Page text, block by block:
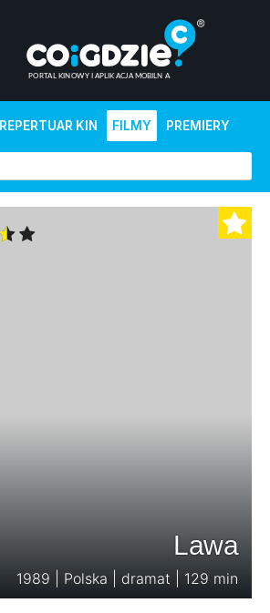
REPERTUAR KIN FILMY PREMIERY
Lawa
1989 | Polska | dramat | 129 min